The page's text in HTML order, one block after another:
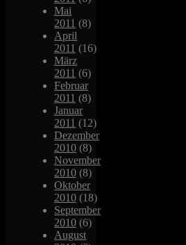
Mai
2011 (8)
April
2011 (16)
März
2011 (6)
Februar
2011 (8)
Januar
2011 (12)
Dezember
2010 (8)
November
2010 (8)
Oktober
2010 (18)
September
2010 (6)
August